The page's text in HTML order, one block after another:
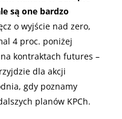
są one bardzo
o wyjście nad zero,
4 proc. poniżej
kontraktach futures –
dla akcji
gdy poznamy
planów KPCh.